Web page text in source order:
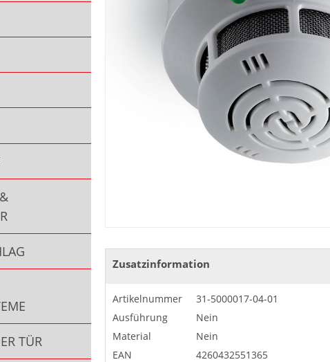
Zusatzinformation
Artikelnummer
31-5000017-04-01
Ausführung
Nein
Material
Nein
EAN
4260432551365
TÜR